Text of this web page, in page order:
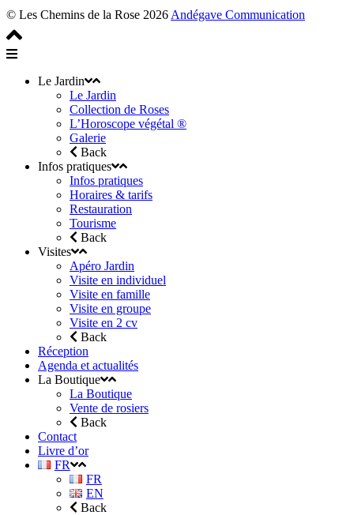
© Les Chemins de la Rose 2026 Andégave Communication
Le Jardin
Le Jardin
Collection de Roses
L’Horoscope végétal ®
Galerie
Back
Infos pratiques
Infos pratiques
Horaires & tarifs
Restauration
Tourisme
Back
Visites
Apéro Jardin
Visite en individuel
Visite en famille
Visite en groupe
Visite en 2 cv
Back
Réception
Agenda et actualités
La Boutique
La Boutique
Vente de rosiers
Back
Contact
Livre d’or
FR
FR
EN
Back